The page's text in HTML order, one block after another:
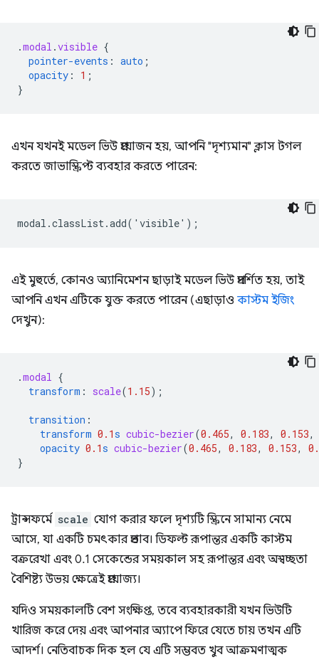
.modal .visible {
pointer-events : auto ;
opacity : 1 ;
}
এখন যখনই মডেল ভিউ প্রয়োজন হয়, আপনি "দৃশ্যমান" ক্লাস টগল
করতে জাভাস্ক্রিপ্ট ব্যবহার করতে পারেন:
modal .classList.add( ' visible' );
এই মুহুর্তে, কোনও অ্যানিমেশন ছাড়াই মডেল ভিউ প্রদর্শিত হয়, তাই
আপনি এখন এটিকে যুক্ত করতে পারেন (এছাড়াও কাস্টম ইজিং
দেখুন):
.modal {
transform : scale(1.15);
transition :
transform 0.1s cubic-bezier(0.465, 0.183, 0.153,
opacity 0.1s cubic-bezier(0.465, 0.183, 0.153,
}
ট্রান্সফর্মে scale যোগ করার ফলে দৃশ্যটি স্ক্রিনে সামান্য নেমে
আসে, যা একটি চমৎকার প্রভাব। ডিফল্ট রূপান্তর একটি কাস্টম
বক্ররেখা এবং 0.1 সেকেন্ডের সময়কাল সহ রূপান্তর এবং অস্বচ্ছতা
বৈশিষ্ট্য উভয় ক্ষেত্রেই প্রযোজ্য।
যদিও সময়কালটি বেশ সংক্ষিপ্ত, তবে ব্যবহারকারী যখন ভিউটি
খারিজ করে দেয় এবং আপনার অ্যাপে ফিরে যেতে চায় তখন এটি
আদর্শ। নেতিবাচক দিক হল যে এটি সম্ভবত খুব আক্রমণাত্মক